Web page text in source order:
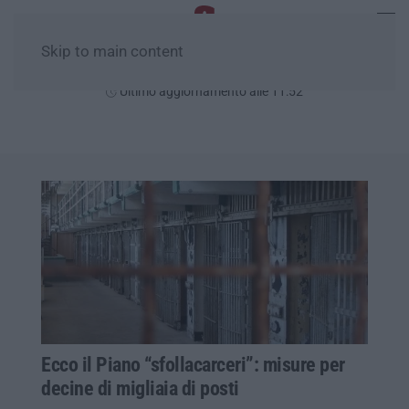
Skip to main content
Ultimo aggiornamento alle 11:52
Ecco il Piano “sfollacarceri”: misure per
decine di migliaia di posti